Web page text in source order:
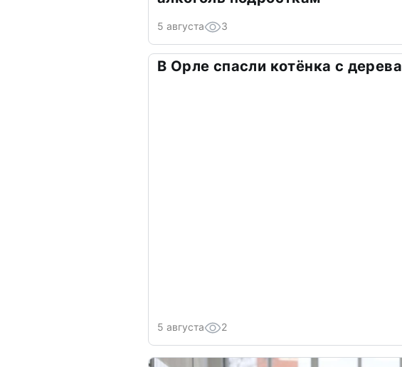
5 августа 3
В Орле спасли котёнка с дерева
5 августа 2